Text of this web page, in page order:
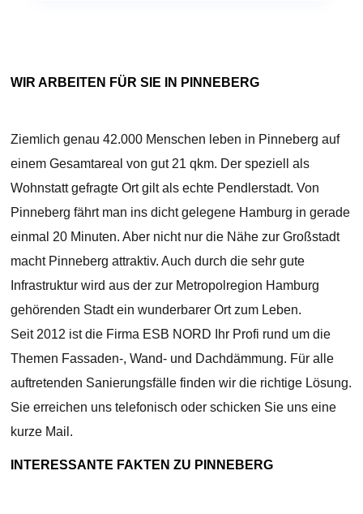
WIR ARBEITEN FÜR SIE IN PINNEBERG
Ziemlich genau 42.000 Menschen leben in Pinneberg auf
einem Gesamtareal von gut 21 qkm. Der speziell als
Wohnstatt gefragte Ort gilt als echte Pendlerstadt. Von
Pinneberg fährt man ins dicht gelegene Hamburg in gerade
einmal 20 Minuten. Aber nicht nur die Nähe zur Großstadt
macht Pinneberg attraktiv. Auch durch die sehr gute
Infrastruktur wird aus der zur Metropolregion Hamburg
gehörenden Stadt ein wunderbarer Ort zum Leben.
Seit 2012 ist die Firma ESB NORD Ihr Profi rund um die
Themen Fassaden-, Wand- und Dachdämmung. Für alle
auftretenden Sanierungsfälle finden wir die richtige Lösung.
Sie erreichen uns telefonisch oder schicken Sie uns eine
kurze Mail.
INTERESSANTE FAKTEN ZU PINNEBERG